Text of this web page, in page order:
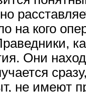
на кого
Они
не имеют